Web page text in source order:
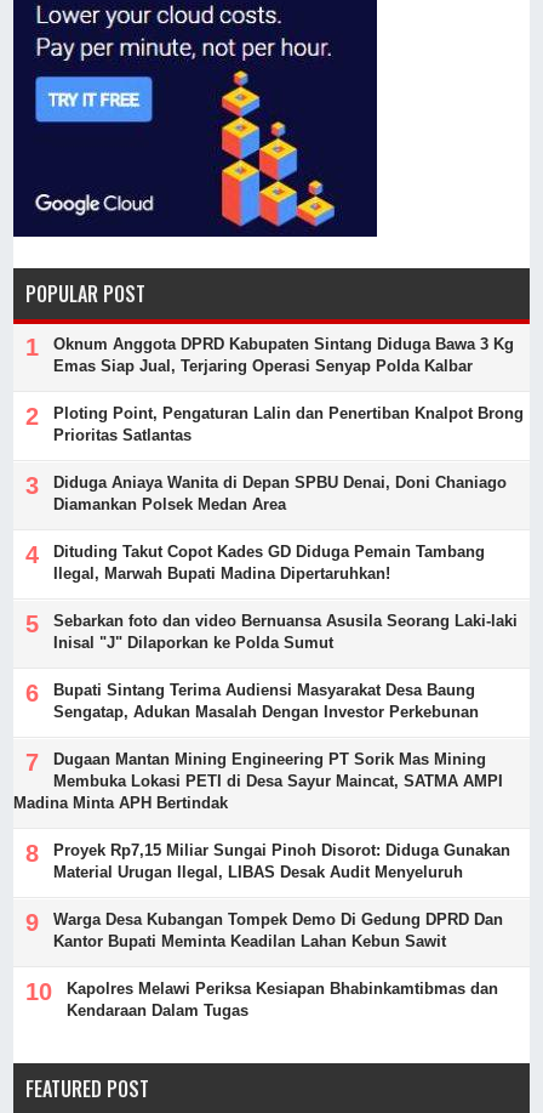
POPULAR POST
Oknum Anggota DPRD Kabupaten Sintang Diduga Bawa 3 Kg
Emas Siap Jual, Terjaring Operasi Senyap Polda Kalbar
Ploting Point, Pengaturan Lalin dan Penertiban Knalpot Brong
Prioritas Satlantas
Diduga Aniaya Wanita di Depan SPBU Denai, Doni Chaniago
Diamankan Polsek Medan Area
Dituding Takut Copot Kades GD Diduga Pemain Tambang
Ilegal, Marwah Bupati Madina Dipertaruhkan!
Sebarkan foto dan video Bernuansa Asusila Seorang Laki-laki
Inisal "J" Dilaporkan ke Polda Sumut
Bupati Sintang Terima Audiensi Masyarakat Desa Baung
Sengatap, Adukan Masalah Dengan Investor Perkebunan
Dugaan Mantan Mining Engineering PT Sorik Mas Mining
Membuka Lokasi PETI di Desa Sayur Maincat, SATMA AMPI
Madina Minta APH Bertindak
Proyek Rp7,15 Miliar Sungai Pinoh Disorot: Diduga Gunakan
Material Urugan Ilegal, LIBAS Desak Audit Menyeluruh
Warga Desa Kubangan Tompek Demo Di Gedung DPRD Dan
Kantor Bupati Meminta Keadilan Lahan Kebun Sawit
Kapolres Melawi Periksa Kesiapan Bhabinkamtibmas dan
Kendaraan Dalam Tugas
FEATURED POST